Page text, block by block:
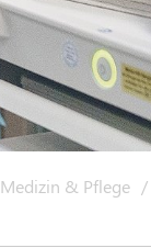
Medizin & Pflege